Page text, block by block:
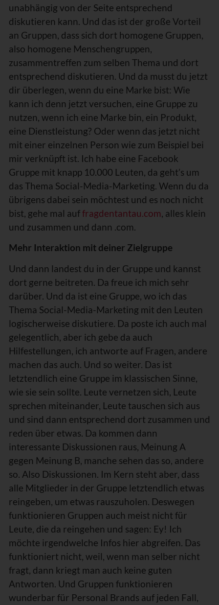
unabhängig von der Seite entsprechend
diskutieren kann. Und das ist der große Vorteil
an Gruppen, dass sich dort homogene Gruppen,
also homogene Menschengruppen,
zusammentreffen zum selben Thema und dort
entsprechend diskutieren. Und da musst du jetzt
dir überlegen, wenn du eine Marke bist: Wie
kann ich denn jetzt versuchen, eine Gruppe zu
nutzen, wenn ich eine Marke bin, ein Produkt,
eine Dienstleistung? Oder wenn das jetzt nicht
mit einer einzelnen Person wie zum Beispiel bei
mir verknüpft ist. Ich habe eine Facebook
Gruppe mit knapp 10.000 Leuten, da geht’s um
das Thema Social-Media-Marketing. Wenn du da
übrigens dabei sein möchtest und es noch nicht
bist, gehe mal auffragdentantau.com, alles klein
und zusammen und dann .com.
Mehr Interaktion mit deiner Zielgruppe
Und dann landest du in der Gruppe und kannst
dort gerne beitreten. Da freue ich mich sehr
darüber. Und da ist eine Gruppe, wo ich das
Thema Social-Media-Marketing mit den Leuten
logischerweise diskutiere. Da poste ich auch mal
gelegentlich, aber ich gebe da auch
Hilfestellungen, ich antworte auf Fragen, andere
machen das auch. Und so weiter. Das ist
letztendlich eine Gruppe im klassischen Sinne,
wie sie sein sollte. Leute vernetzen sich, Leute
sprechen miteinander, Leute tauschen sich aus
und sind dann entsprechend dort zusammen und
reden über etwas. Da kommen dann
interessante Diskussionen raus, Meinung A
gegen Meinung B, manche sehen das so, andere
so. Also Diskussionen. Im Kern steht aber, dass
alle Mitglieder in der Gruppe letztendlich etwas
reingeben, um etwas rauszuholen. Deswegen
funktionieren Gruppen auch meist nicht für
Leute, die da reingehen und sagen: Ey! Ich
möchte irgendwelche Infos hier abgreifen. Das
funktioniert nicht, weil, wenn man selber nicht
fragt, dann kriegt man auch keine guten
Antworten. Und Gruppen funktionieren
wunderbar für Personal Brands auf jeden Fall,